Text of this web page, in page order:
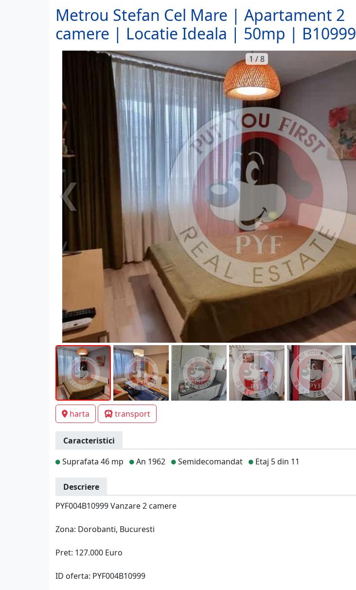
Metrou Stefan Cel Mare | Apartament 2
camere | Locatie Ideala | 50mp | B10999
1 / 8
harta transport
Caracteristici
Suprafata 46 mp
An 1962 Semidecomandat Etaj 5 din 11
Descriere
PYF004B10999 Vanzare 2 camere
Zona: Dorobanti, Bucuresti
Pret: 127.000 Euro
ID oferta: PYF004B10999